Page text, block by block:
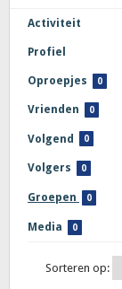
Activiteit
Profiel
Oproepjes 0
Vrienden 0
Volgend 0
Volgers 0
Groepen 0
Media 0
Sorteren op: